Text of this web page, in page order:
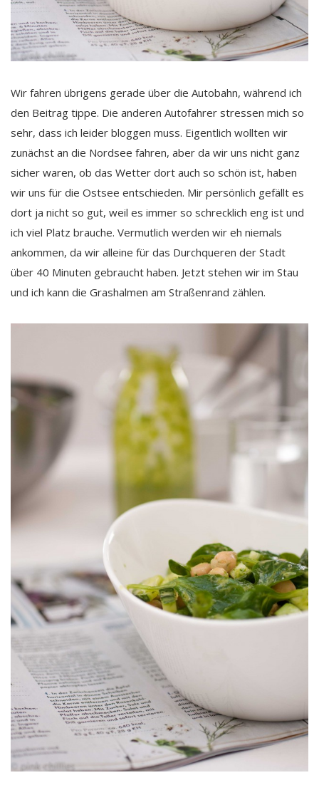
Wir fahren übrigens gerade über die Autobahn, während ich
den Beitrag tippe. Die anderen Autofahrer stressen mich so
sehr, dass ich leider bloggen muss. Eigentlich wollten wir
zunächst an die Nordsee fahren, aber da wir uns nicht ganz
sicher waren, ob das Wetter dort auch so schön ist, haben
wir uns für die Ostsee entschieden. Mir persönlich gefällt es
dort ja nicht so gut, weil es immer so schrecklich eng ist und
ich viel Platz brauche. Vermutlich werden wir eh niemals
ankommen, da wir alleine für das Durchqueren der Stadt
über 40 Minuten gebraucht haben. Jetzt stehen wir im Stau
und ich kann die Grashalmen am Straßenrand zählen.